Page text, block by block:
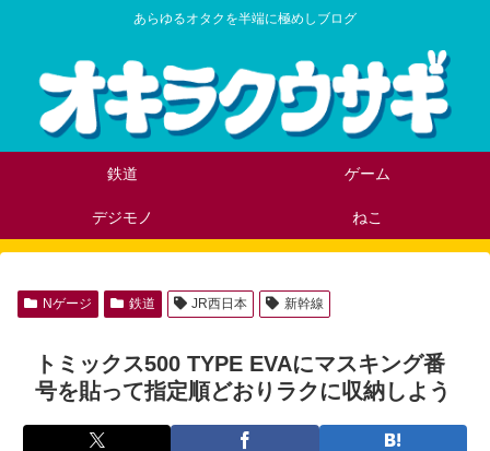
あらゆるオタクを半端に極めしブログ
鉄道 ゲーム
デジモノ ねこ
Nゲージ 鉄道 JR西日本 新幹線
トミックス500 TYPE EVAにマスキング番
号を貼って指定順どおりラクに収納しよう